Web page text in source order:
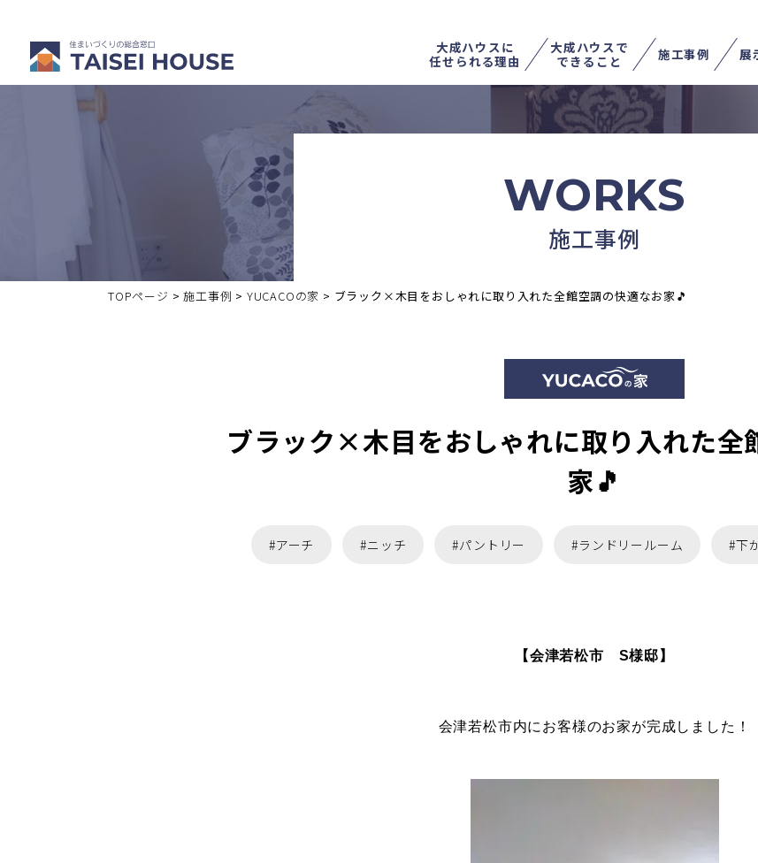
大成ハウスに
任せられる理由
大成ハウスで
できること
施工事例 展
分譲・中古
住宅を買う
土地を探す
WORKS
施工事例
TOPページ >施工事例 > YUCACOの家 > ブラック×木目をおしゃれに取り入れた全館空調の快適なお家🎵
ブラック×木目をおしゃれに取り入れた全
家🎵
#アーチ #ニッチ #パントリー #ランドリールーム #下
【会津若松市 S様邸】
会津若松市内にお客様のお家が完成しました！